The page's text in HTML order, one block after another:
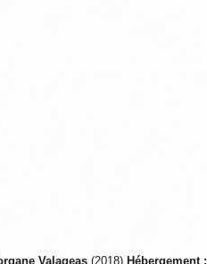
Valageas (2018) Hébergement :